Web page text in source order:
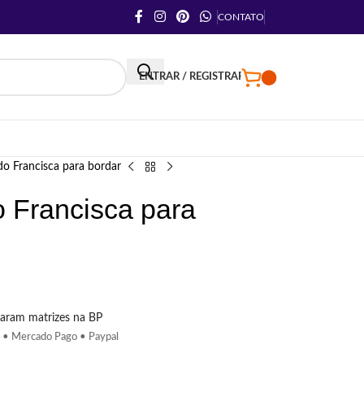
CONTATO
ENTRAR / REGISTRAR
Francisca para bordar
Francisca para
matrizes na BP
Mercado Pago • Paypal